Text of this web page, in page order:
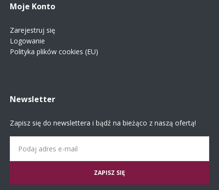
Moje Konto
Zarejestruj się
Logowanie
Polityka plików cookies (EU)
Newsletter
Zapisz się do newslettera i bądź na bieżąco z naszą ofertą!